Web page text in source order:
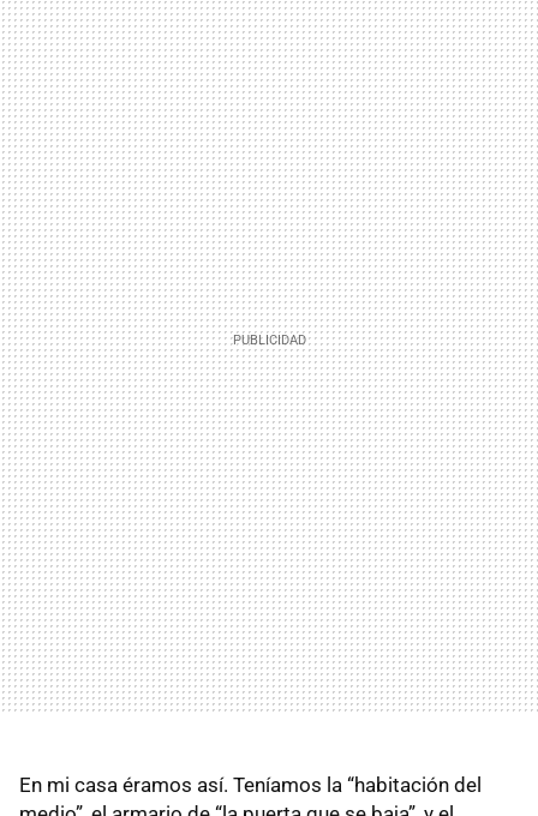
En mi casa éramos así. Teníamos la “habitación del